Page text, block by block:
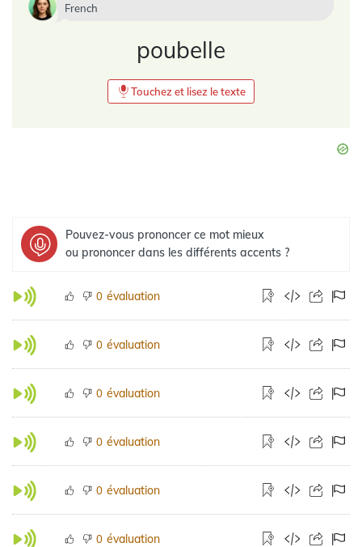
French
poubelle
Touchez et lisez le texte
Pouvez-vous prononcer ce mot mieux
ou prononcer dans les différents accents ?
0 évaluation
0 évaluation
0 évaluation
0 évaluation
0 évaluation
0 évaluation